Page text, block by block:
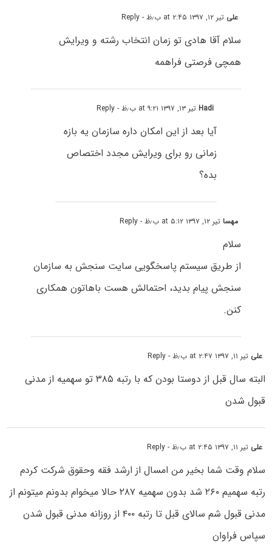
علی تیر ۱۲, ۱۳۹۷ at ۲:۴۵ ب٫ظ - Reply
سلام آقا هادی تو زمان انتخاب رشته و ویرایش
همچی فرصتی فراهمه
Hadiتیر ۱۳, ۱۳۹۷ at ۹:۲۱ ب٫ظ - Reply
آیا بعد از این امکان داره سازمان یه بازه
زمانی رو برای ویرایش مجدد اختصاص
بده؟
مهساتیر ۱۲, ۱۳۹۷ at ۵:۱۲ ب٫ظ - Reply
سلام
از طریق سیستم پاسخگویی سایت سنجش به سازمان
سنجش پیام بدید، احتمالش هست باهاتون همکاری
کنن.
علی تیر ۱۱, ۱۳۹۷ at ۲:۴۷ ب٫ظ - Reply
البته سال قبل از دوستا بودن که با رتبه ۳۸۵ تو سهمیه از مدنی
قبول شدن
علی تیر ۱۱, ۱۳۹۷ at ۲:۴۵ ب٫ظ - Reply
سلام وقت شما بخیر من امسال از ارشد فقه وحقوق شرکت کردم
رتبه سهمیم ۲۶۰ شد بدون سهمیه ۲۸۷ حالا میخوام بدونم میتونم از
مدنی قبول شم سالای قبل تا رتبه ۴۰۰ از روزانه مدنی قبول شدن
سپاس فراوان